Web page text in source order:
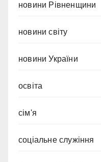
новини Рівненщини
новини світу
новини України
освіта
сім'я
соціальне служіння